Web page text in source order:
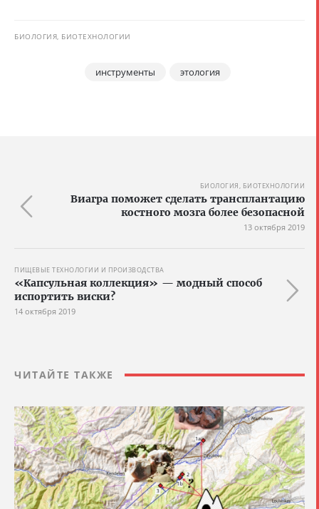
БИОЛОГИЯ, БИОТЕХНОЛОГИИ
инструменты этология
БИОЛОГИЯ, БИОТЕХНОЛОГИИ
Виагра поможет сделать трансплантацию
костного мозга более безопасной
13 октября 2019
ПИЩЕВЫЕ ТЕХНОЛОГИИ И ПРОИЗВОДСТВА
«Капсульная коллекция» — модный способ
испортить виски?
14 октября 2019
ЧИТАЙТЕ ТАКЖЕ